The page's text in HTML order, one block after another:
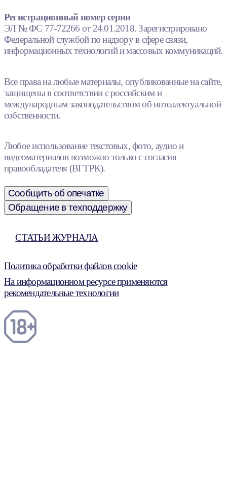
Регистрационный номер серии
ЭЛ № ФС 77-72266 от 24.01.2018. Зарегистрировано
Федеральной службой по надзору в сфере связи,
информационных технологий и массовых коммуникаций.
Все права на любые материалы, опубликованные на сайте,
защищены в соответствии с российским и
международным законодательством об интеллектуальной
собственности.
Любое использование текстовых, фото, аудио и
видеоматериалов возможно только с согласия
правообладателя (ВГТРК).
Сообщить об опечатке
Обращение в техподдержку
СТАТЬИ ЖУРНАЛА
Политика обработки файлов cookie
На информационном ресурсе применяются
рекомендательные технологии